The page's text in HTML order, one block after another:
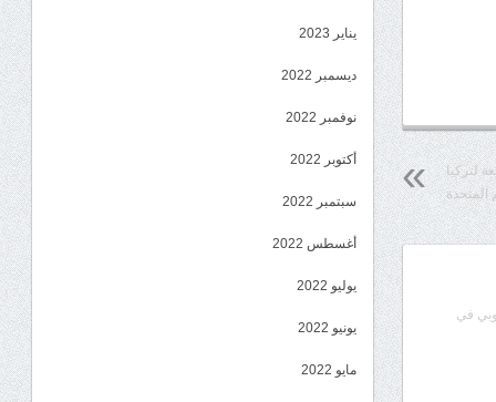
لتركيا
المتحدة
في
يناير 2023
ديسمبر 2022
نوفمبر 2022
أكتوبر 2022
سبتمبر 2022
أغسطس 2022
يوليو 2022
يونيو 2022
مايو 2022